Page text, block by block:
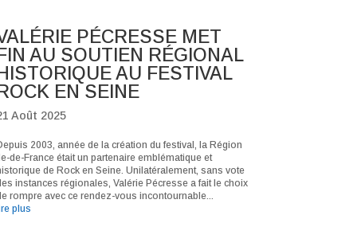
PÉCRESSE MET
AU SOUTIEN RÉGIONAL
AU FESTIVAL
EN SEINE
Août 2025
2003, année de la création du festival, la Région
de-France était un partenaire emblématique et
de Rock en Seine. Unilatéralement, sans vote
instances régionales, Valérie Pécresse a fait le choix
rompre avec ce rendez-vous incontournable...
plus